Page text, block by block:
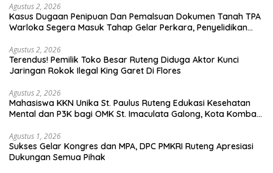
Agustus 2, 2026
Kasus Dugaan Penipuan Dan Pemalsuan Dokumen Tanah TPA
Warloka Segera Masuk Tahap Gelar Perkara, Penyelidikan
Agustus 2, 2026
Terendus! Pemilik Toko Besar Ruteng Diduga Aktor Kunci
Jaringan Rokok Ilegal King Garet Di Flores
Agustus 2, 2026
Mahasiswa KKN Unika St. Paulus Ruteng Edukasi Kesehatan
Mental dan P3K bagi OMK St. Imaculata Galong, Kota Komba
Agustus 1, 2026
Sukses Gelar Kongres dan MPA, DPC PMKRI Ruteng Apresiasi
Dukungan Semua Pihak